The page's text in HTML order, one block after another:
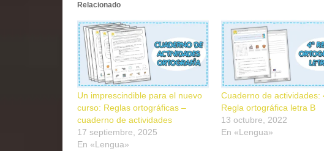
Relacionado
Un imprescindible para el nuevo
curso: Reglas ortográficas –
cuaderno de actividades
17 septiembre, 2025
En «Lengua»
Cuaderno de actividades:
Regla ortográfica letra B
13 octubre, 2022
En «Lengua»